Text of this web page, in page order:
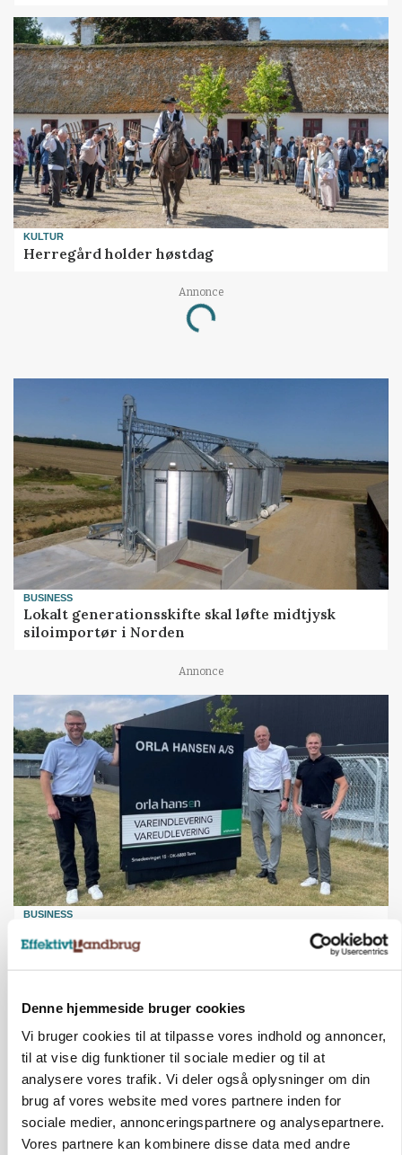
Denne hjemmeside bruger cookies
Vi bruger cookies til at tilpasse vores indhold og annoncer,
til at vise dig funktioner til sociale medier og til at
analysere vores trafik. Vi deler også oplysninger om din
brug af vores website med vores partnere inden for
sociale medier, annonceringspartnere og analysepartnere.
Vores partnere kan kombinere disse data med andre
KULTUR
Herregård holder høstdag
Annonce
Loading...
BUSINESS
Lokalt generationsskifte skal løfte midtjysk
siloimportør i Norden
Annonce
BUSINESS
Efter fire årtier: Familieejet vestjysk producent
af staldinventar får ny medejer
Største Manitou fik gammel vindmølle til at
snurre igen
Annonce